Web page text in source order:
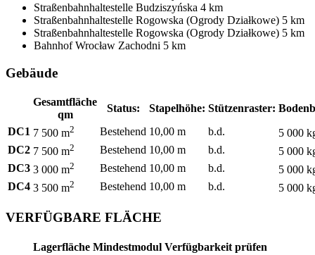
Straßenbahnhaltestelle Budziszyńska 4 km
Straßenbahnhaltestelle Rogowska (Ogrody Działkowe) 5 km
Straßenbahnhaltestelle Rogowska (Ogrody Działkowe) 5 km
Bahnhof Wrocław Zachodni 5 km
Gebäude
Gesamtfläche
qm
Status: Stapelhöhe: Stützenraster:
DC1 7 500 m2 Bestehend 10,00 m b.d.
5 000
DC2 7 500 m2 Bestehend 10,00 m b.d.
5 000
DC3 3 000 m2 Bestehend 10,00 m b.d.
5 000
DC4 3 500 m2 Bestehend 10,00 m b.d. 5 000
VERFÜGBARE FLÄCHE
Lagerfläche Mindestmodul Verfügbarkeit prüfen